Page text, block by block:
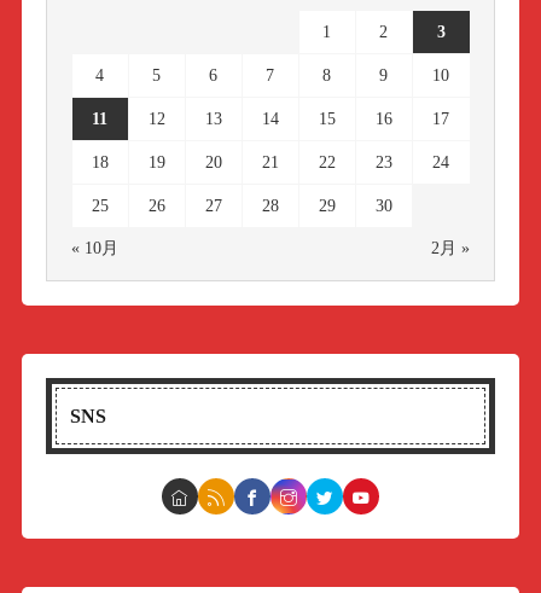
1 2 3
4 5 6 7 8 9 10
11 12 13 14 15 16 17
18 19 20 21 22 23 24
25 26 27 28 29 30
« 10月 2月 »
SNS